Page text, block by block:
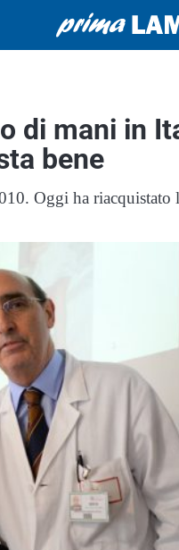
di mani in
bene
Oggi ha riacquistato